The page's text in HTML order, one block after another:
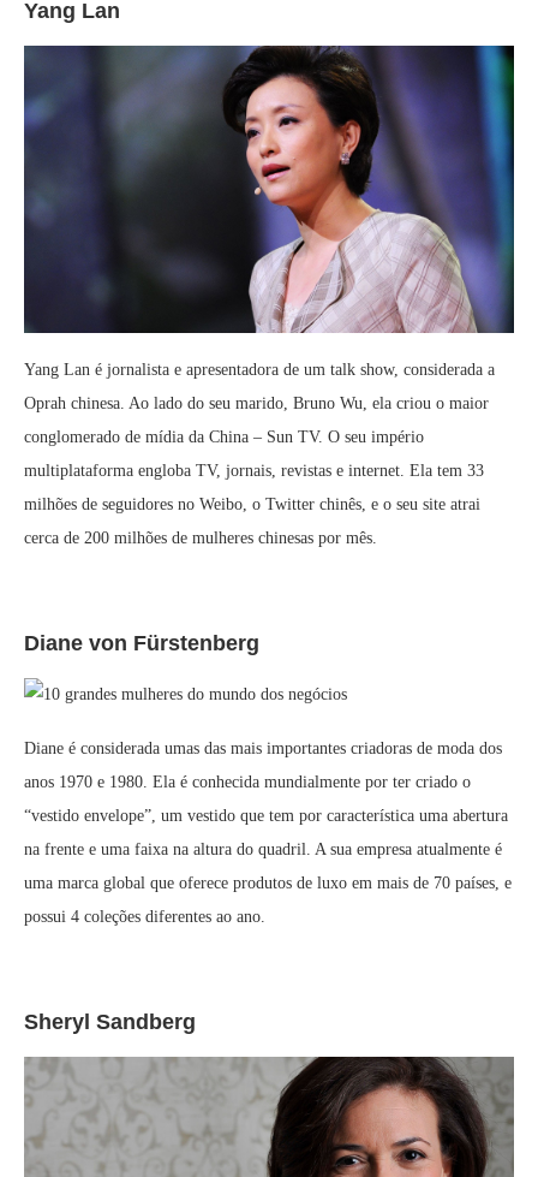
Yang Lan
Yang Lan é jornalista e apresentadora de um talk show, considerada a
Oprah chinesa. Ao lado do seu marido, Bruno Wu, ela criou o maior
conglomerado de mídia da China – Sun TV. O seu império
multiplataforma engloba TV, jornais, revistas e internet. Ela tem 33
milhões de seguidores no Weibo, o Twitter chinês, e o seu site atrai
cerca de 200 milhões de mulheres chinesas por mês.
Diane von Fürstenberg
Diane é considerada umas das mais importantes criadoras de moda dos
anos 1970 e 1980. Ela é conhecida mundialmente por ter criado o
“vestido envelope”, um vestido que tem por característica uma abertura
na frente e uma faixa na altura do quadril. A sua empresa atualmente é
uma marca global que oferece produtos de luxo em mais de 70 países, e
possui 4 coleções diferentes ao ano.
Sheryl Sandberg